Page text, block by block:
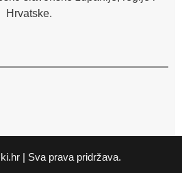
Hrvatske.
| Sva prava pridržava.